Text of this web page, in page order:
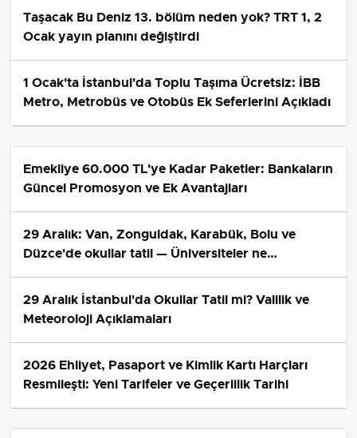
Taşacak Bu Deniz 13. bölüm neden yok? TRT 1, 2
Ocak yayın planını değiştirdi
1 Ocak'ta İstanbul'da Toplu Taşıma Ücretsiz: İBB
Metro, Metrobüs ve Otobüs Ek Seferlerini Açıkladı
Emekliye 60.000 TL'ye Kadar Paketler: Bankaların
Güncel Promosyon ve Ek Avantajları
29 Aralık: Van, Zonguldak, Karabük, Bolu ve
Düzce'de okullar tatil — Üniversiteler ne
29 Aralık İstanbul'da Okullar Tatil mi? Valilik ve
Meteoroloji Açıklamaları
2026 Ehliyet, Pasaport ve Kimlik Kartı Harçları
Resmileşti: Yeni Tarifeler ve Geçerlilik Tarihi